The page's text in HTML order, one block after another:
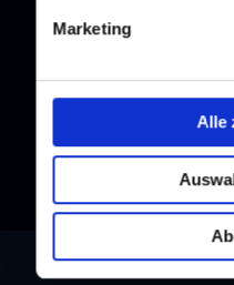
Marketing
Alle
Subscribe to our